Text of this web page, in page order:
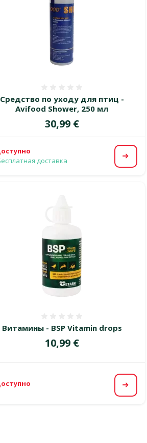
Средство по уходу для птиц -
Avifood Shower, 250 мл
Цена
30,99 €
доставка
Витамины - BSP Vitamin drops
Цена
10,99 €